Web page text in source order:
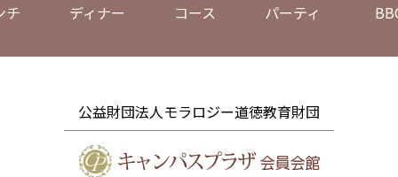
チ ディナー コース パーティ
公益財団法人モラロジー道徳教育財団